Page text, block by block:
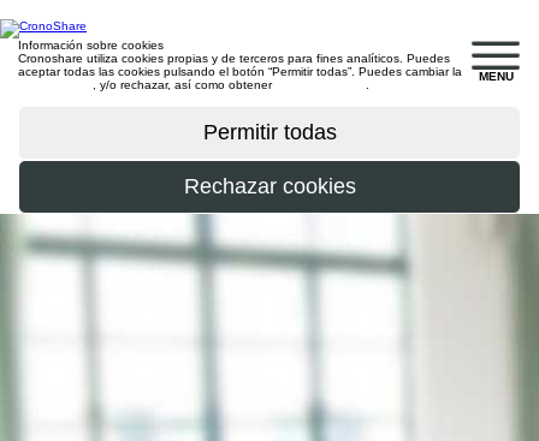
MENU
Información sobre cookies
Cronoshare utiliza cookies propias y de terceros para fines analíticos. Puedes
aceptar todas las cookies pulsando el botón “Permitir todas”. Puedes cambiar la
, y/o rechazar, así como obtener